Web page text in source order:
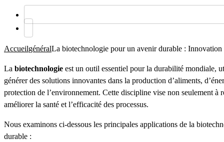
AccueilgénéralLa biotechnologie pour un avenir durable : Innovation
La biotechnologie est un outil essentiel pour la durabilité mondiale,
générer des solutions innovantes dans la production d’aliments,
protection de l’environnement. Cette discipline vise non seulement à
améliorer la santé et l’efficacité des processus.
Nous examinons ci-dessous les principales applications de la
durable :